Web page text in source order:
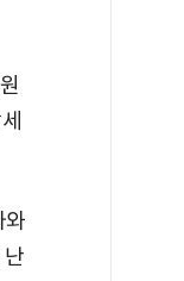
와